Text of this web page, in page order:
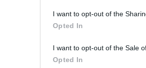
I want to opt-out of the
Opted In
I want to opt-out of the Sale
Opted In
pubis